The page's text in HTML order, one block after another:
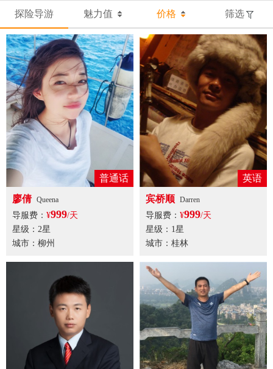
探险导游 魅力值 价格 筛选
普通话
廖倩 Queena
导服费： ¥999/天
星级：2星
城市：柳州
英语
宾桥顺 Darren
导服费： ¥999/天
星级：1星
城市：桂林